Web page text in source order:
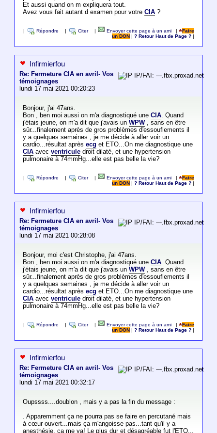
Et aussi quand on m expliquera tout.
Avez vous fait autant d examen pour votre CIA?
Répondre Citer Envoyer cette page à un ami |
Faire
un DON
|? Retour Haut de Page ?
Infirmierfou
Re: Fermeture CIA en avril- Vos
témoignages
lundi 17 mai 2021 00:20:23
IP/FAI: ---.fbx.proxad.net
Bonjour, j'ai 47ans.
Bon , ben moi aussi on m'a diagnostiqué une CIA. Quand
j'étais jeune, on m'a dit que j'avais un WPW, sans en être
sûr...finalement après de gros problèmes d'essouflements il
y a quelques semaines , je me décide à aller voir un
cardio...résultat après ecg et ETO...On me diagnostique une
CIAavec ventriculedroit dilaté, et une hypertension
pulmonaire à 74mmHg...elle est pas belle la vie?
Répondre Citer Envoyer cette page à un ami |
Faire
un DON
|? Retour Haut de Page ?
Infirmierfou
Re: Fermeture CIA en avril- Vos
témoignages
lundi 17 mai 2021 00:28:08
IP/FAI: ---.fbx.proxad.net
Bonjour, moi c'est Christophe, j'ai 47ans.
Bon , ben moi aussi on m'a diagnostiqué une CIA. Quand
j'étais jeune, on m'a dit que j'avais un WPW, sans en être
sûr...finalement après de gros problèmes d'essouflements il
y a quelques semaines , je me décide à aller voir un
cardio...résultat après ecg et ETO...On me diagnostique une
CIAavec ventriculedroit dilaté, et une hypertension
pulmonaire à 74mmHg...elle est pas belle la vie?
Répondre Citer Envoyer cette page à un ami |
Faire
un DON
|? Retour Haut de Page ?
Infirmierfou
Re: Fermeture CIA en avril- Vos
témoignages
lundi 17 mai 2021 00:32:17
IP/FAI: ---.fbx.proxad.net
Oupssss....doublon , mais y a pas la fin du message :
. Apparemment ça ne pourra pas se faire en percutané mais
à cœur ouvert...mais ça m'angoisse pas...tant qu'il y a
anesthésie, ça me va! Le plus dur et désagréable fut l'ETO...